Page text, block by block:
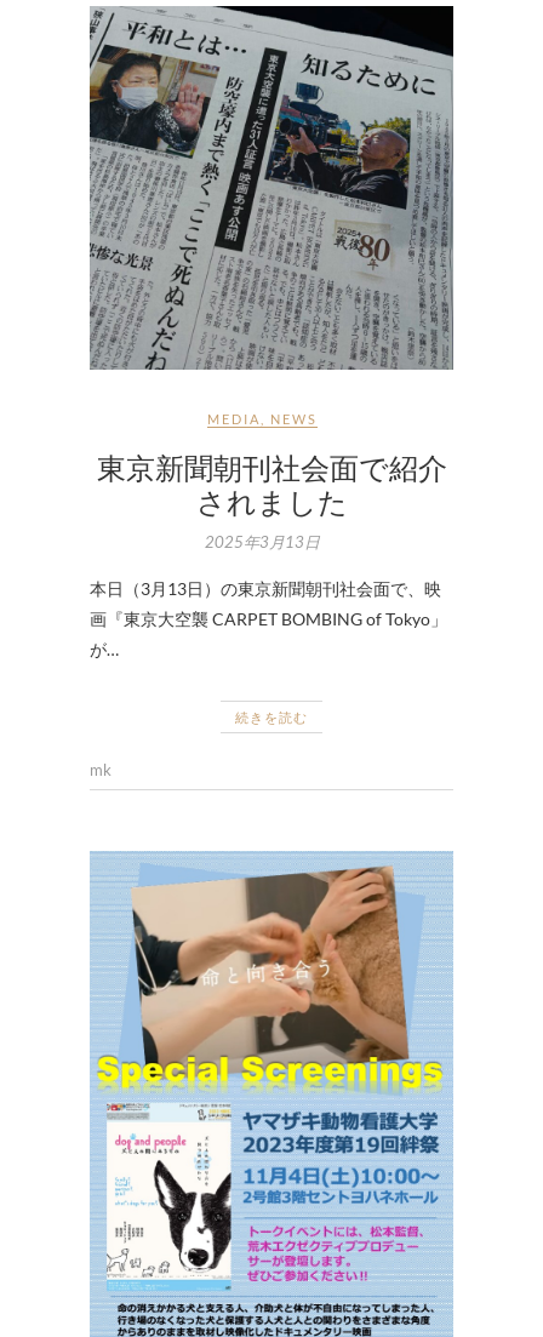
MEDIA NEWS
東京新聞朝刊社会面で紹介
されました
2025年3月13日
本日（3月13日）の東京新聞朝刊社会面で、映
画『東京大空襲 CARPET BOMBING of Tokyo」
が…
続きを読む
mk